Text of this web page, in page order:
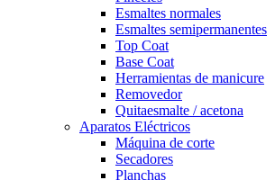
Esmaltes normales
Esmaltes semipermanentes
Top Coat
Base Coat
Herramientas de manicure
Removedor
Quitaesmalte / acetona
Aparatos Eléctricos
Máquina de corte
Secadores
Planchas